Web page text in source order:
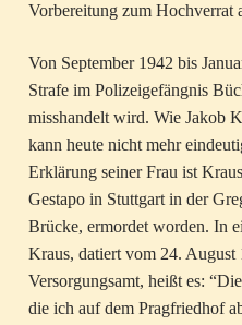
Vorbereitung zum Hochverrat
Von September 1942 bis
Strafe im Polizeigefängnis
misshandelt wird. Wie Jakob
kann heute nicht mehr
Erklärung seiner Frau ist
Gestapo in Stuttgart in der
Brücke, ermordet worden. In
Kraus, datiert vom 24. August
Versorgungsamt, heißt es:
die ich auf dem Pragfriedhof